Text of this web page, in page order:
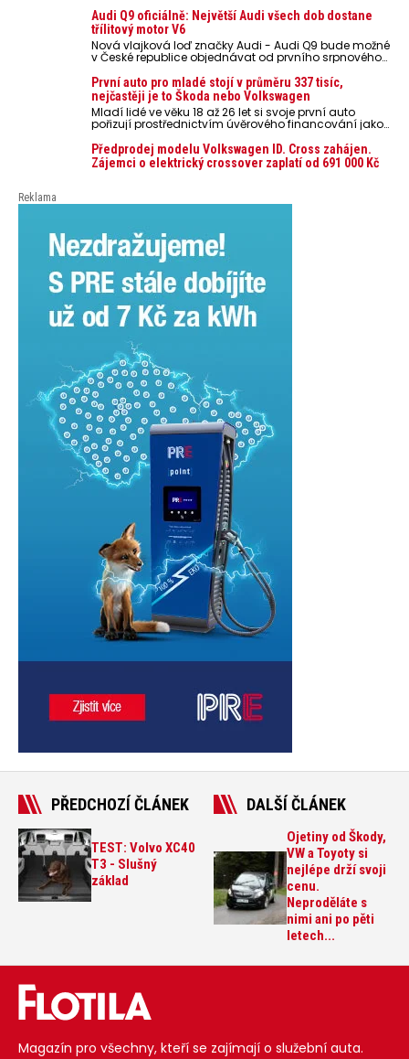
nebezpečí pro odložené mobilní telefony, powerbanky
nebo notebooky. Můžou urychlit stárnutí baterií,
poškodit elektroniku a ve výjimečných případech i
zvýšit riziko požáru.
Audi Q9 oficiálně: Největší Audi všech dob dostane
třílitový motor V6
Nová vlajková loď značky Audi - Audi Q9 bude možné
v České republice objednávat od prvního srpnového
První auto pro mladé stojí v průměru 337 tisíc,
nejčastěji je to Škoda nebo Volkswagen
Mladí lidé ve věku 18 až 26 let si svoje první auto
pořizují prostřednictvím úvěrového financování jako
auto. Průměrná pořizovací cena vozu dosahuje 337
tisíc korun a průměrná financovaná částka
přesahuje 251 tisíc korun. Vyplývá to z dat Leasingu
Předprodej modelu Volkswagen ID. Cross zahájen.
Zájemci o elektrický crossover zaplatí od 691 000 Kč
Reklama
PŘEDCHOZÍ ČLÁNEK
TEST: Volvo XC40
T3 - Slušný
základ
DALŠÍ ČLÁNEK
Ojetiny od Škody,
VW a Toyoty si
nejlépe drží svoji
cenu.
Neproděláte s
nimi ani po pěti
letech...
Magazín pro všechny, kteří se zajímají o služební auta.